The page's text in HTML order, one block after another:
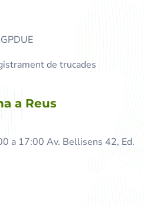
de trucades
a Reus
a 17:00 Av. Bellisens 42, Ed.